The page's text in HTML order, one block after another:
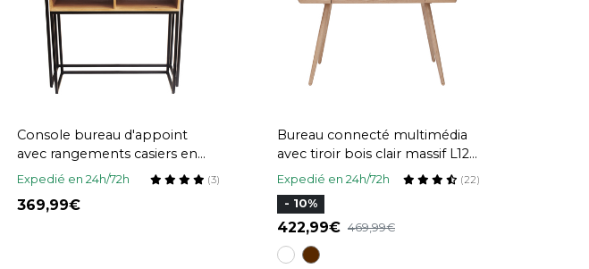
Console bureau d'appoint
avec rangements casiers en
bois manguier massif et métal
noir L100 cm YPKA
Expedié en 24h/72h (3)
369,99
Bureau connecté multimédia
avec tiroir bois clair massif L120
cm CLEVER
Expedié en 24h/72h (22)
- 10%
422,99 469,99